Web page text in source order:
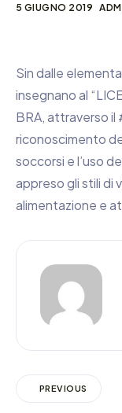
5 GIUGNO 2019
Sin dalle
insegnano al
BRA, attraverso
riconoscimento
soccorsi e l’uso
appreso gli stili di
alimentazione e
PREVIOUS